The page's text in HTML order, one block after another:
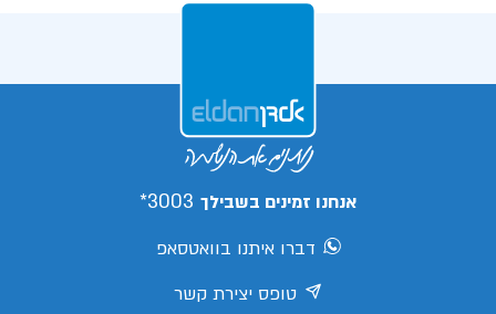
אנחנו זמינים בשבילך 3003*
דברו איתנו בוואטסאפ
טופס יצירת קשר